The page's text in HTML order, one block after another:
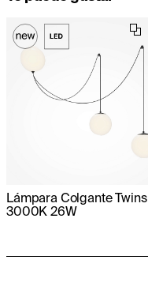
Lámpara Colgante Twins
3000K 26W